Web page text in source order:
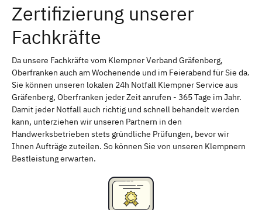
Erlangen Bamberg
Bayreuth
Schweinfurt Passau
Freising Rudelsdorf, Mittelfranken
Zertifizierung unserer
Fachkräfte
Da unsere Fachkräfte vom Klempner Verband Gräfenberg,
Oberfranken auch am Wochenende und im Feierabend für Sie da.
Sie können unseren lokalen 24h Notfall Klempner Service aus
Gräfenberg, Oberfranken jeder Zeit anrufen - 365 Tage im Jahr.
Damit jeder Notfall auch richtig und schnell behandelt werden
kann, unterziehen wir unseren Partnern in den
Handwerksbetrieben stets gründliche Prüfungen, bevor wir
Ihnen Aufträge zuteilen. So können Sie von unseren Klempnern
Bestleistung erwarten.